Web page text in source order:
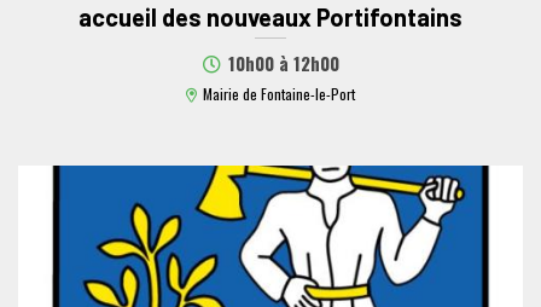
accueil des nouveaux Portifontains
10h00 à 12h00
Mairie de Fontaine-le-Port